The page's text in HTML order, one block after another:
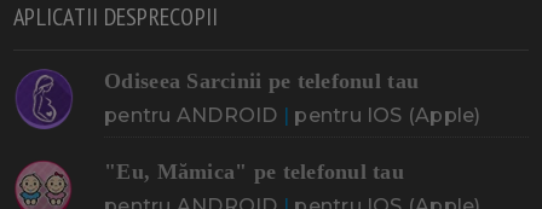
APLICATII DESPRECOPII
Odiseea Sarcinii pe telefonul tau
pentru ANDROID pentru IOS (Apple)
"Eu, Mămica" pe telefonul tau